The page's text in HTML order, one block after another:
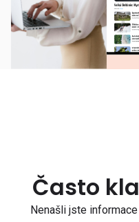
Často
Nenašli jste